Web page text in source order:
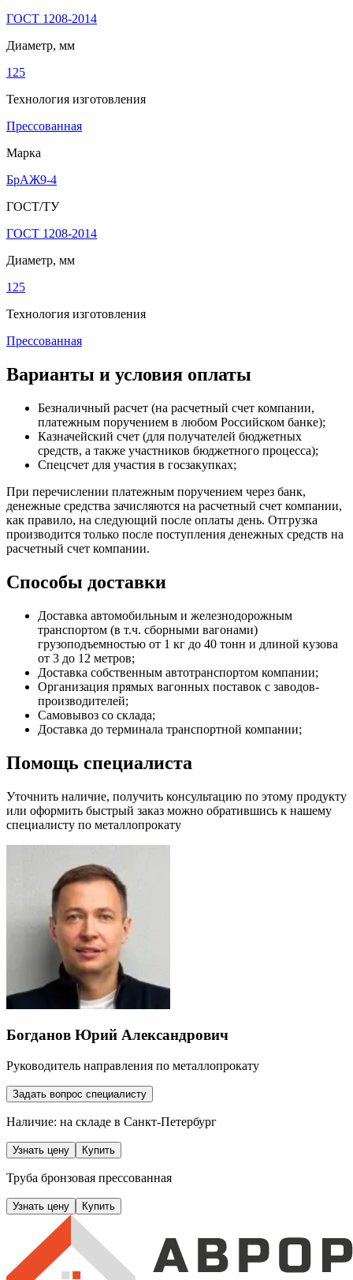
ГОСТ 1208-2014
Диаметр, мм
125
Технология изготовления
Прессованная
Марка
БрАЖ9-4
ГОСТ/ТУ
ГОСТ 1208-2014
Диаметр, мм
125
Технология изготовления
Прессованная
Варианты и условия оплаты
Безналичный расчет (на расчетный счет компании,
платежным поручением в любом Российском банке);
Казначейский счет (для получателей бюджетных
средств, а также участников бюджетного процесса);
Спецсчет для участия в госзакупках;
При перечислении платежным поручением через банк,
денежные средства зачисляются на расчетный счет компании,
как правило, на следующий после оплаты день. Отгрузка
производится только после поступления денежных средств на
расчетный счет компании.
Способы доставки
Доставка автомобильным и железнодорожным
транспортом (в т.ч. сборными вагонами)
грузоподъемностью от 1 кг до 40 тонн и длиной кузова
от 3 до 12 метров;
Доставка собственным автотранспортом компании;
Организация прямых вагонных поставок с заводов-
производителей;
Самовывоз со склада;
Доставка до терминала транспортной компании;
Помощь специалиста
Уточнить наличие, получить консультацию по этому продукту
или оформить быстрый заказ можно обратившись к нашему
специалисту по металлопрокату
Богданов Юрий Александрович
Руководитель направления по металлопрокату
Задать вопрос специалисту
Наличие: на складе в Санкт-Петербург
Узнать цену Купить
Труба бронзовая прессованная
Узнать цену Купить